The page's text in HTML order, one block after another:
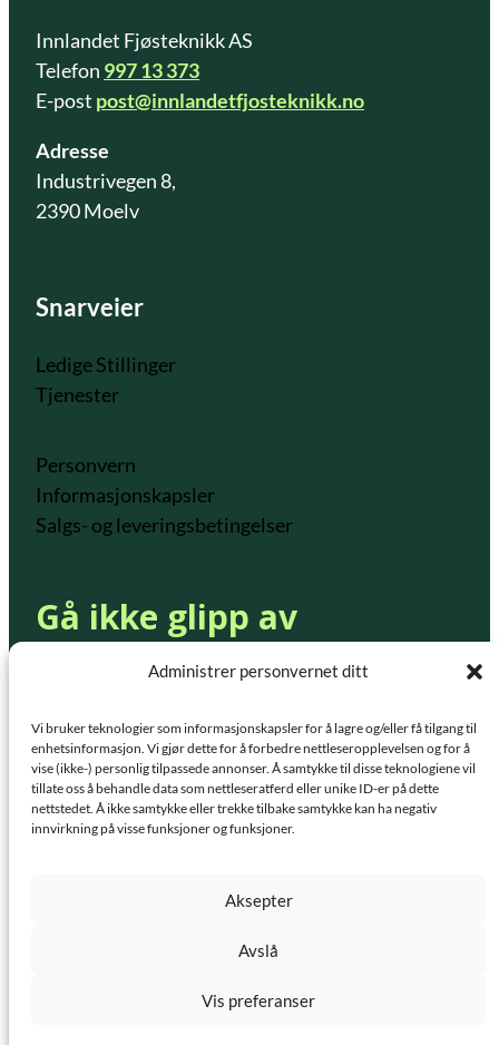
Administrer personvernet ditt
Vi bruker teknologier som informasjonskapsler for å lagre og/eller få tilgang til
enhetsinformasjon. Vi gjør dette for å forbedre nettleseropplevelsen og for å
vise (ikke-) personlig tilpassede annonser. Å samtykke til disse teknologiene vil
tillate oss å behandle data som nettleseratferd eller unike ID-er på dette
nettstedet. Å ikke samtykke eller trekke tilbake samtykke kan ha negativ
innvirkning på visse funksjoner og funksjoner.
Aksepter
Avslå
Vis preferanser
Innlandet Fjøsteknikk AS
Telefon 997 13 373
E-post post@innlandetfjosteknikk.no
Adresse
Industrivegen 8,
2390 Moelv
Snarveier
Ledige Stillinger
Tjenester
Personvern
Informasjonskapsler
Salgs- og leveringsbetingelser
Gå ikke glipp av
kampanjer og nyheter fra
Innlandet Fjøsteknikk
Abonner på nyhetsbrev
2024 Innlandet Fjøsteknikk AS. Laga av